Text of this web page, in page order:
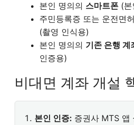
본인 명의의 스마트폰 (본
주민등록증 또는 운전면
(촬영 인식용)
본인 명의의 기존 은행 계
인증용)
비대면 계좌 개설
본인 인증: 증권사 MTS 앱